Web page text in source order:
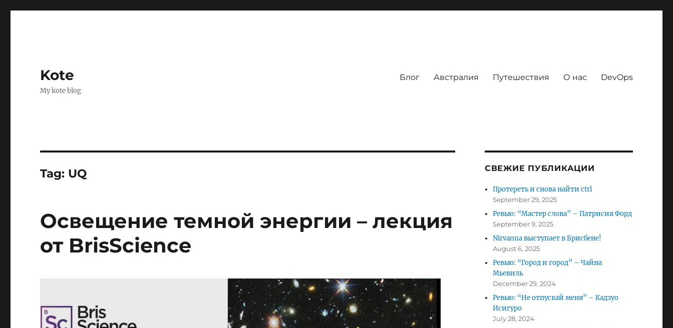
Kote
My kote blog
Блог Австралия Путешествия О нас DevOps
Tag: UQ
Освещение темной энергии – лекция
от BrisScience
СВЕЖИЕ ПУБЛИКАЦИИ
Протереть и снова найти ctrl
September 29, 2025
Ревью: “Мастер слова” – Патрисия Форд
September 9, 2025
Nirvanna выступает в Брисбене!
August 6, 2025
Ревью: “Город и город” – Чайна
Мьевиль
December 29, 2024
Ревью: “Не отпускай меня” – Кадзуо
Исигуро
July 28, 2024